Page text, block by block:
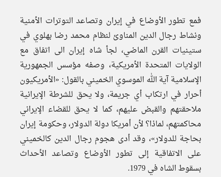
فمع تطور الأوضاع في إيران وتصاعد التوترات الأمنية
ونشاط رجال الدين المناوئ لنظام محمد رضا بهلوي في
ستينيات القرن الماضي، لجأ شاه إيران الى اتفاق مع
الولايات المتحدة الأمريكية، وصفه مؤسس الجمهورية
الإسلامية آية الله الموسوي الخميني بالقول: «الأمريكيون
أحرار في ارتكاب أي جريمة، ولا يحق للشرطة الإيرانية
ملاحقتهم والقبض عليهم، كما لا يحق للقضاء الإيراني
محاكمتهم، لماذا؟ لأن أمريكا دولة الدولار، وحكومة إيران
بحاجة للدولار»، وقد أدى هجوم رجال الدين كالخميني
على الاتفاقية إلى تطور الأوضاع وتصاعد الأحداث
بسقوط الشاه في 1979.